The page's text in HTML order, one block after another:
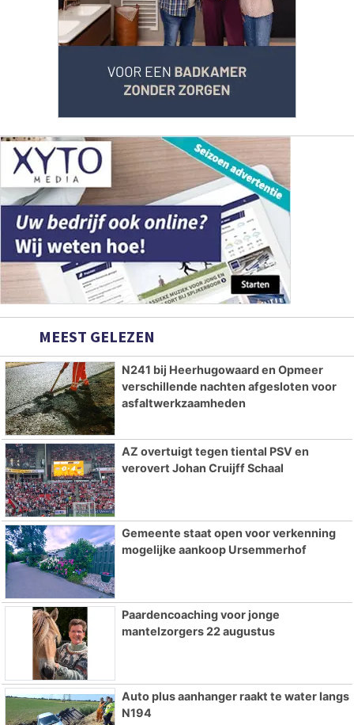
MEEST GELEZEN
N241 bij Heerhugowaard en Opmeer
verschillende nachten afgesloten voor
asfaltwerkzaamheden
AZ overtuigt tegen tiental PSV en
verovert Johan Cruijff Schaal
Gemeente staat open voor verkenning
mogelijke aankoop Ursemmerhof
Paardencoaching voor jonge
mantelzorgers 22 augustus
Auto plus aanhanger raakt te water langs
N194